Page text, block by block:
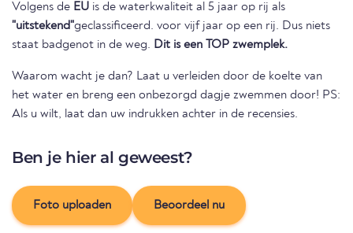
Volgens de EU is de waterkwaliteit al 5 jaar op rij als
"uitstekend"geclassificeerd. voor vijf jaar op een rij. Dus niets
staat badgenot in de weg. Dit is een TOP zwemplek.
Waarom wacht je dan? Laat u verleiden door de koelte van
het water en breng een onbezorgd dagje zwemmen door! PS:
Als u wilt, laat dan uw indrukken achter in de recensies.
Ben je hier al geweest?
Foto uploaden Beoordeel nu